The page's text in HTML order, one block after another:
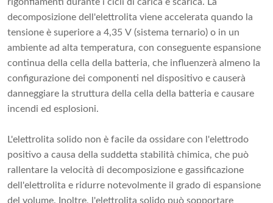
decomposizione dell'elettrolita viene accelerata quando la
tensione è superiore a 4,35 V (sistema ternario) o in un
ambiente ad alta temperatura, con conseguente espansione
continua della cella della batteria, che influenzerà almeno la
configurazione dei componenti nel dispositivo e causerà
danneggiare la struttura della cella della batteria e causare
incendi ed esplosioni.
L'elettrolita solido non è facile da ossidare con l'elettrodo
positivo a causa della suddetta stabilità chimica, che può
rallentare la velocità di decomposizione e gassificazione
dell'elettrolita e ridurre notevolmente il grado di espansione
del volume. Inoltre, l'elettrolita solido può sopportare